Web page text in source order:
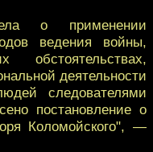
о применении
ведения войны,
деятельности
следователями
постановление о
Коломойского", —